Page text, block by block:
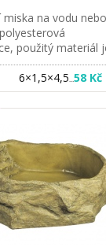
miska na vodu nebo
použitý materiál
s potravou malá
dobrá pro
na vodní gel hladký
mytí
6×1,5×4,5 58 Kč